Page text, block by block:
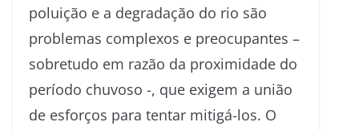
poluição e a degradação do rio são
problemas complexos e preocupantes –
sobretudo em razão da proximidade do
período chuvoso -, que exigem a união
de esforços para tentar mitigá-los. O